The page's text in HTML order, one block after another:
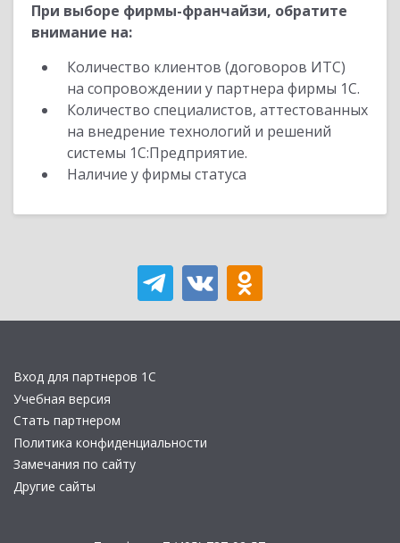
При выборе фирмы-франчайзи, обратите
внимание на:
Количество клиентов (договоров ИТС)
на сопровождении у партнера фирмы 1С.
Количество специалистов, аттестованных
на внедрение технологий и решений
системы 1С:Предприятие.
Наличие у фирмы статуса
Вход для партнеров 1С
Учебная версия
Стать партнером
Политика конфиденциальности
Замечания по сайту
Другие сайты